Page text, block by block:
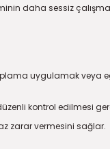
daha sessiz
uygulamak veya
kontrol edilmesi
zarar vermesini sağlar.